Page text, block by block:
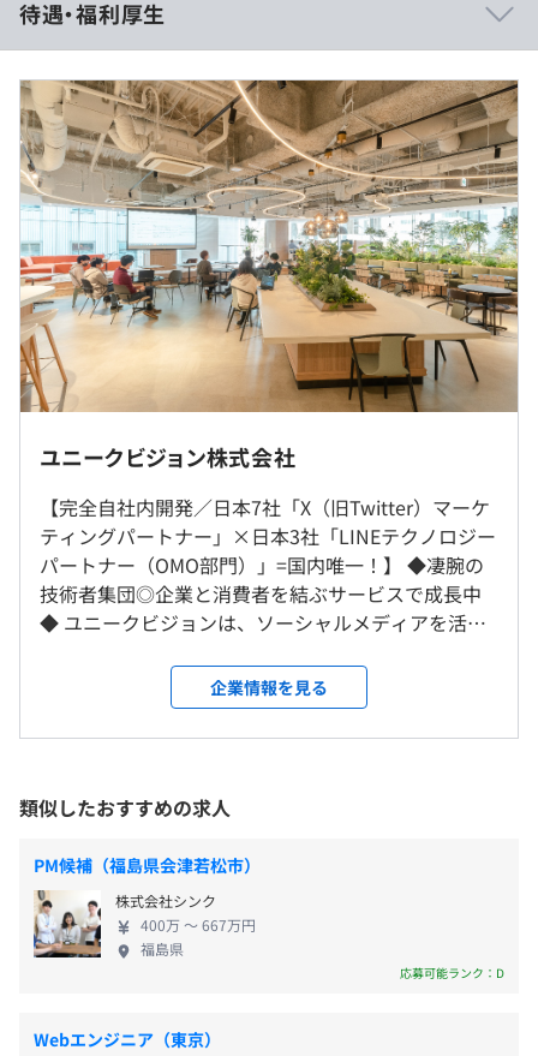
者を大切にする風土があります！
● レビュー制度に力を入れており、高い技術力を実現で
きています
●ハッカソン、技術勉強会などチームの垣根を越えて技術
力を向上する制度があります。
● オフィスの半分がカフェスペースになっているため、
気分に合わせて執務室に限らず色々な場所で業務が可能で
す
● 適性やスキルに応じて、生成AI推進チームや、アーキ
テクチャチームなど、開発の枠を超えて活躍の幅を広げる
ことが可能です
● 国内競技プログラミングサイトにて、企業コンテスト
も複数回主催しております！
●GitHub Copilot、Gemini Pro、Claude Codeなど生成
AIを活用した開発に注力しています
自社サービス 『Belugaシリーズ』
● Belugaスタジオ：SNS運用のオールインワンツール
● Belugaキャンペーン：フルファネルでキャンペーン構
● Belugaポータル：SNSマーケ最前線の情報発信
● 新人研修
● チーム定例
● コードレビュー
● ルーレットレビュー
● 技術勉強会
● 社外勉強会
● 品質向上委員会（ワーキング・グループ）
就業場所の変更範囲
＜雇入時＞
新宿オフィス(テレワーク勤務が生じた場所は自宅又は自
宅に準じる場所も含む)
屋内禁煙（屋外喫煙場所あり）
・JR「新宿駅」新南口より徒歩２分
・東京メトロ副都心線「新宿三丁目駅」E7、E8出口より
待遇・福利厚生
◆年収
年俸制：400万～650万円
月額（12分割）：333,333～541,667円
内訳）
基本給（年）：3,047,616～4,952,376円
基本給（月）：253,968～412,698円
固定残業代（月）：79,365～128,969円
※1ヶ月あたり40時間分、超過分は別途支給
※エンジニアの平均残業時間：23.4時間（2025年実績）
※ご年収は、スキル・ご経験等を考慮し決定いたします。
（※想定年収は年収提示額を保証するものではありません）
休憩時間：60分 ※昼食時間は業務の都合により各々の自
平均残業時間：平均20時間/月
・完全週休二日制（土日・祝）
・有給休暇（入社半年後10日～）
・年末年始休暇
ユニークビジョン株式会社
【完全自社内開発／日本7社「X（旧Twitter）マーケ
ティングパートナー」×日本3社「LINEテクノロジー
パートナー（OMO部門）」=国内唯一！】 ◆凄腕の
技術者集団◎企業と消費者を結ぶサービスで成長中
◆ ユニークビジョンは、ソーシャルメディアを活用
験をつくる、テクノロジーカンパニーです。SNSマー
ケティングをより効果的に運営するための『Beluga
シリーズ』を企画・開発・運用しています。 2008年
プクラスの企業様にX（旧Twitter）・LINE施策の一
環で使っていただくサービスを広く展開しているた
め、ユニークビジョンの社名をご存知でなくても、
ユニークビジョンのシステムで動くSNSキャンペー
ンを見かけたこと・参加されたことはあるかもしれ
ません！ たとえば、、、ファミリーマート様×即時
抽選施策、花王様×ユーザーポスト施策、カバー様
ど、、、 ◆主要取引先◆ 大手メーカー・全国ネット
企業情報を見る
類似したおすすめの求人
PM候補（福島県会津若松市）
株式会社シンク
400万 〜 667万円
福島県
応募可能ランク：D
Webエンジニア（東京）